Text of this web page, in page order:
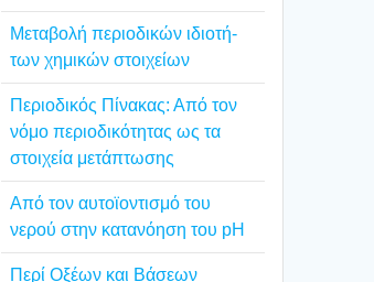
Mετα­βο­λή περιο­δι­κών ιδιο­τή­
των χημι­κών στοι­χεί­ων
Περιο­δι­κός Πίνα­κας: Από τον
νόμο περιο­δι­κό­τη­τας ως τα
στοι­χεία μετά­πτω­σης
Από τον αυτοϊ­ο­ντι­σμό του
νερού στην κατα­νό­η­ση του pH
Περί Οξέ­ων και Βάσε­ων